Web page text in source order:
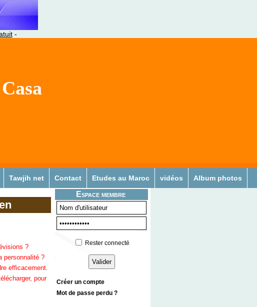
-
Tawjih net Contact Etudes au Maroc vidéos Album photos
Espace membre
Rester connecté
Créer un compte
Mot de passe perdu ?
?
personnalité ?
efficacement.
pour